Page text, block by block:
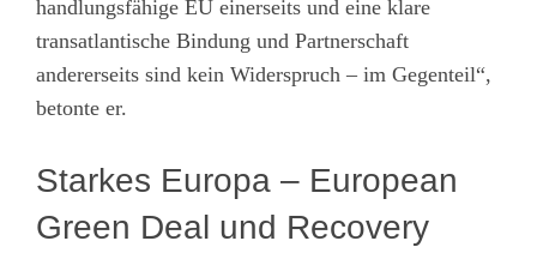
handlungsfähige EU einerseits und eine klare
transatlantische Bindung und Partnerschaft
andererseits sind kein Widerspruch – im Gegenteil“,
betonte er.
Starkes Europa – European
Green Deal und Recovery